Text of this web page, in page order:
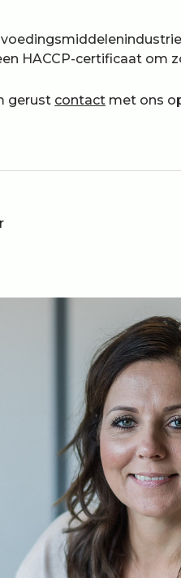
HACCP-certificaat om
gerust contact met ons